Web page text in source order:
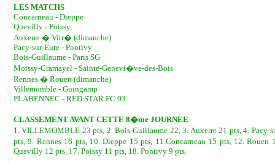
LES MATCHS
Concarneau - Dieppe
Quevilly - Poissy
Auxerre � Vitr� (dimanche)
Pacy-sur-Eure - Pontivy
Bois-Guillaume - Paris SG
Moissy-Cramayel - Sainte-Genevi�ve-des-Bois
Rennes � Rouen (dimanche)
Villemomble - Guingamp
PLABENNEC - RED STAR FC 93
CLASSEMENT AVANT CETTE 8�me JOURNEE
1. VILLEMOMBLE 23 pts, 2. Bois-Guillaume 22, 3. Auxerre 21 pts, 4.
pts, 9. Rennes 16 pts, 10. Dieppe 15 pts, 11.Concarneau 15 pts, 12.
Quevilly 12 pts, 17. Poissy 11 pts, 18. Pontivy 9 pts.